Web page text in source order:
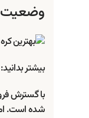
وضعیت
بیشتر
با گسترش
شده است.